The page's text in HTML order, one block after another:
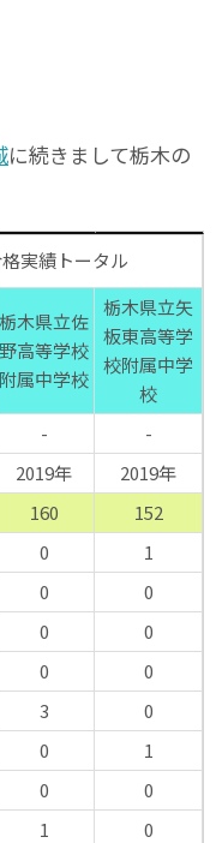
に続きまして栃木の
実績トータル
栃木県立佐
野高等学校
附属中学校
栃木県立矢
板東高等学
校附属中学
校
-
-
2019年
2019年
160
152
0
1
0
0
0
0
0
0
3
0
0
1
0
0
1
0